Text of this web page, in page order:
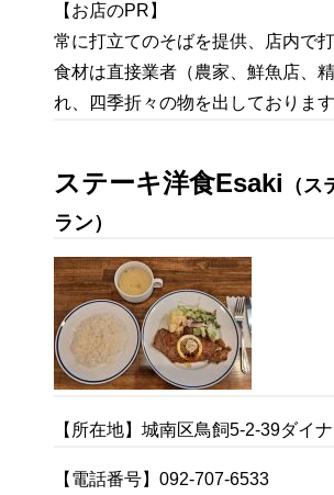
【お店のPR】
常に打立てのそばを提供、店内で
食材は直接業者（農家、鮮魚店、
れ、四季折々の物を出しております
ステーキ洋食Esaki （
ラン）
【所在地】城南区鳥飼5-2-39ダイ
【電話番号】092-707-6533